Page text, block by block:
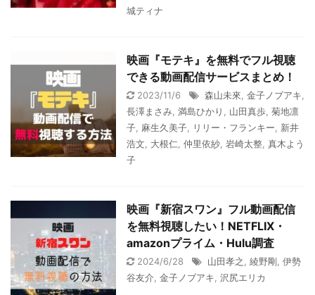
城ティナ
映画『モテキ』を無料でフル視聴
できる動画配信サービスまとめ！
2023/11/6 森山未來 金子ノブアキ
長澤まさみ 満島ひかり 山田真歩 菊地凛
子 麻生久美子 リリー・フランキー
新井
浩文
大根仁 仲里依紗 岩崎太整 真木よう
子
映画『新宿スワン』フル動画配信
を無料視聴したい！NETFLIX・
amazonプライム・Hulu調査
2024/6/28 山田孝之 綾野剛 伊勢
谷友介 金子ノブアキ 沢尻エリカ